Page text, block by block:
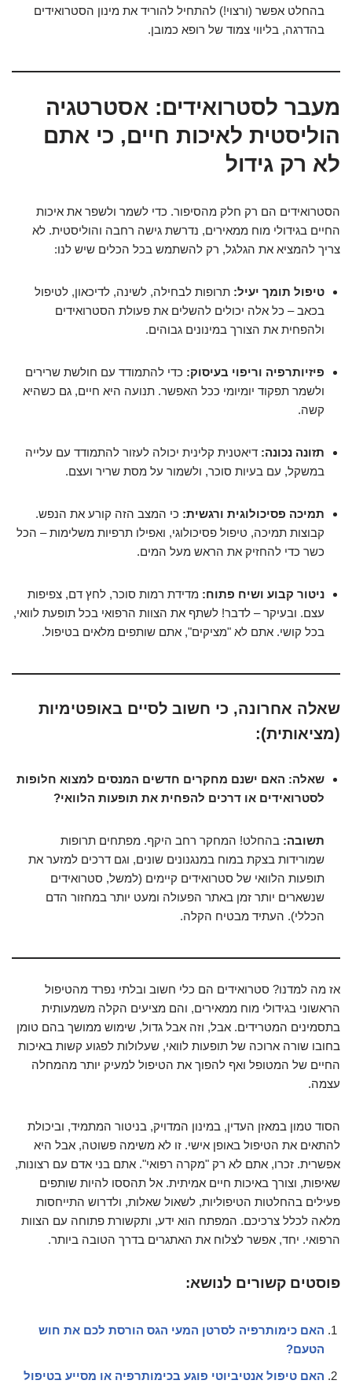
בהחלט אפשר (ורצוי!) להתחיל להוריד את מינון הסטרואידים
בהדרגה, בליווי צמוד של רופא כמובן.
מעבר לסטרואידים: אסטרטגיה
הוליסטית לאיכות חיים, כי אתם
לא רק גידול
הסטרואידים הם רק חלק מהסיפור. כדי לשמר ולשפר את איכות
החיים בגידולי מוח ממאירים, נדרשת גישה רחבה והוליסטית. לא
צריך להמציא את הגלגל, רק להשתמש בכל הכלים שיש לנו:
טיפול תומך יעיל: תרופות לבחילה, לשינה, לדיכאון, לטיפול
בכאב – כל אלה יכולים להשלים את פעולת הסטרואידים
ולהפחית את הצורך במינונים גבוהים.
פיזיותרפיה וריפוי בעיסוק: כדי להתמודד עם חולשת שרירים
ולשמר תפקוד יומיומי ככל האפשר. תנועה היא חיים, גם כשהיא
קשה.
תזונה נכונה: דיאטנית קלינית יכולה לעזור להתמודד עם עלייה
במשקל, עם בעיות סוכר, ולשמור על מסת שריר ועצם.
תמיכה פסיכולוגית ורגשית: כי המצב הזה קורע את הנפש.
קבוצות תמיכה, טיפול פסיכולוגי, ואפילו תרפיות משלימות – הכל
כשר כדי להחזיק את הראש מעל המים.
ניטור קבוע ושיח פתוח: מדידת רמות סוכר, לחץ דם, צפיפות
עצם. ובעיקר – לדבר! לשתף את הצוות הרפואי בכל תופעת לוואי,
בכל קושי. אתם לא "מציקים", אתם שותפים מלאים בטיפול.
שאלה אחרונה, כי חשוב לסיים באופטימיות
(מציאותית):
שאלה: האם ישנם מחקרים חדשים המנסים למצוא חלופות
לסטרואידים או דרכים להפחית את תופעות הלוואי?
תשובה: בהחלט! המחקר רחב היקף. מפתחים תרופות
שמורידות בצקת במוח במנגנונים שונים, וגם דרכים למזער את
תופעות הלוואי של סטרואידים קיימים (למשל, סטרואידים
שנשארים יותר זמן באתר הפעולה ומעט יותר במחזור הדם
הכללי). העתיד מבטיח הקלה.
אז מה למדנו? סטרואידים הם כלי חשוב ובלתי נפרד מהטיפול
הראשוני בגידולי מוח ממאירים, והם מציעים הקלה משמעותית
בתסמינים המטרידים. אבל, וזה אבל גדול, שימוש ממושך בהם טומן
בחובו שורה ארוכה של תופעות לוואי, שעלולות לפגוע קשות באיכות
החיים של המטופל ואף להפוך את הטיפול למעיק יותר מהמחלה
עצמה.
הסוד טמון במאזן העדין, במינון המדויק, בניטור המתמיד, וביכולת
להתאים את הטיפול באופן אישי. זו לא משימה פשוטה, אבל היא
אפשרית. זכרו, אתם לא רק "מקרה רפואי". אתם בני אדם עם רצונות,
שאיפות, וצורך באיכות חיים אמיתית. אל תהססו להיות שותפים
פעילים בהחלטות הטיפוליות, לשאול שאלות, ולדרוש התייחסות
מלאה לכלל צרכיכם. המפתח הוא ידע, ותקשורת פתוחה עם הצוות
הרפואי. יחד, אפשר לצלוח את האתגרים בדרך הטובה ביותר.
פוסטים קשורים לנושא:
האם כימותרפיה לסרטן המעי הגס הורסת לכם את חוש
הטעם?
האם טיפול אנטיביוטי פוגע בכימותרפיה או מסייע בטיפול